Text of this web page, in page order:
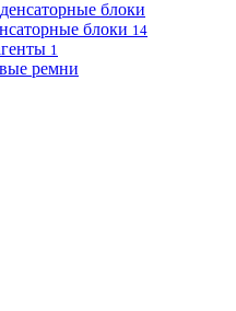
блоки 14
1
ремни